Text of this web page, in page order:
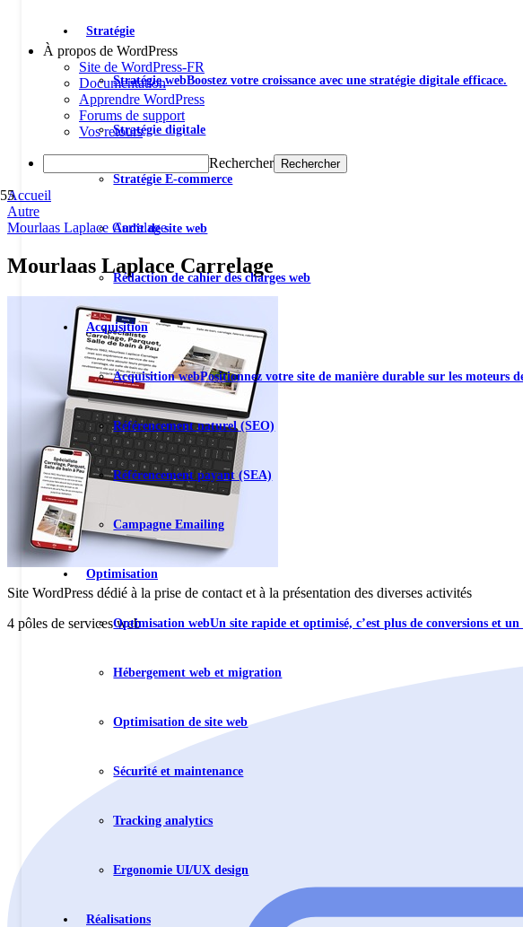
À propos de WordPress
Site de WordPress-FR
Documentation
Apprendre WordPress
Forums de support
Vos retours
Rechercher
Stratégie
Stratégie webBoostez votre croissance avec une stratégie digitale efficace.
Stratégie digitale
Stratégie E-commerce
Audit de site web
Rédaction de cahier des charges web
Acquisition
Acquisition webPositionnez votre site de manière durable sur les moteurs
Référencement naturel (SEO)
Référencement payant (SEA)
Campagne Emailing
Optimisation
Optimisation webUn site rapide et optimisé, c’est plus de conversions et
Hébergement web et migration
Optimisation de site web
Sécurité et maintenance
Tracking analytics
Ergonomie UI/UX design
Réalisations
Accueil
Autre
Mourlaas Laplace Carrelage
Mourlaas Laplace Carrelage
Site WordPress dédié à la prise de contact et à la présentation des diverses activités
4 pôles de services web